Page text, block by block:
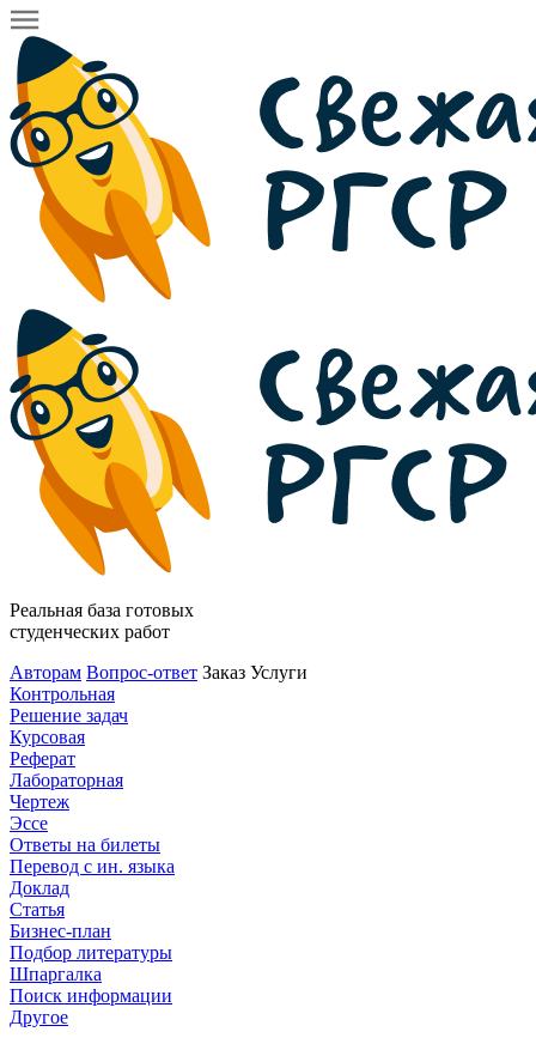
Реальная база готовых
студенческих работ
Авторам Вопрос-ответ Заказ Услуги
Контрольная
Решение задач
Курсовая
Реферат
Лабораторная
Чертеж
Эссе
Ответы на билеты
Перевод с ин. языка
Доклад
Статья
Бизнес-план
Подбор литературы
Шпаргалка
Поиск информации
Другое